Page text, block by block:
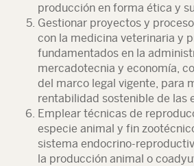
producción en forma ética y
Gestionar proyectos y
con la medicina veterinaria y
fundamentados en la
mercadotecnia y economía,
del marco legal vigente, para
rentabilidad sostenible de las
Emplear técnicas de
especie animal y fin
sistema endocrino-
la producción animal o